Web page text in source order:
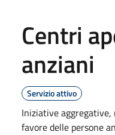
Centri
anziani
Servizio attivo
Iniziative
favore delle persone